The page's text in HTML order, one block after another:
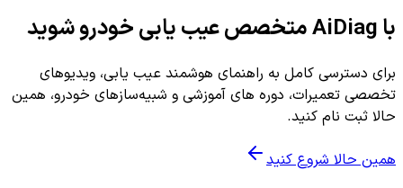
با AiDiag متخصص عیب یابی خودرو شوید
برای دسترسی کامل به راهنمای هوشمند عیب یابی، ویدیوهای
تخصصی تعمیرات، دوره های آموزشی و شبیه‌سازهای خودرو، همین
حالا ثبت نام کنید.
همین حالا شروع کنید